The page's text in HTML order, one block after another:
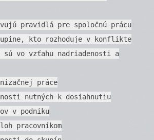
pravidlá pre spoločnú prácu
kto rozhoduje v konflikte
vo vzťahu nadriadenosti a
práce
nutných k dosiahnutiu
v podniku
pracovníkom